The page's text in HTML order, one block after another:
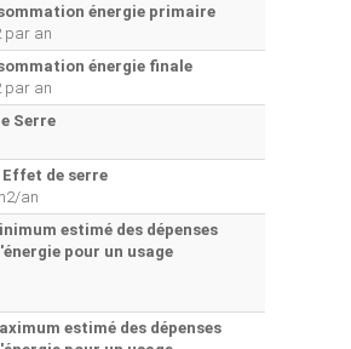
énergie primaire
par an
énergie finale
par an
Serre
de serre
an
estimé des dépenses
pour un usage
estimé des dépenses